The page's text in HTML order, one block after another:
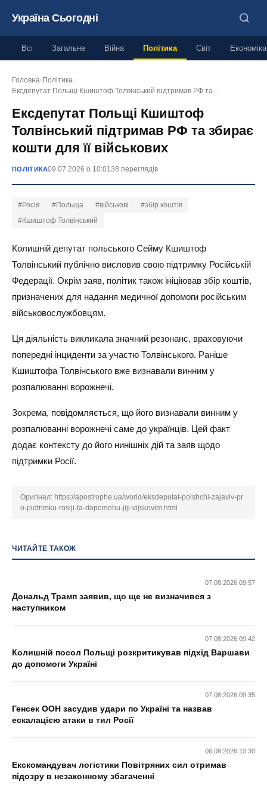
Україна Сьогодні
Всі Загальне Війна Політика Світ Економіка
Головна› Політика›
Ексдепутат Польщі Кшиштоф Толвінський підтримав РФ та…
Ексдепутат Польщі Кшиштоф
Толвінський підтримав РФ та збирає
кошти для її військових
ПОЛІТИКА09.07.2026 о 10:0138 переглядів
#Росія #Польща #військові
#збір коштів
#Кшиштоф Толвінський
Колишній депутат польського Сейму Кшиштоф
Толвінський публічно висловив свою підтримку Російській
Федерації. Окрім заяв, політик також ініціював збір коштів,
призначених для надання медичної допомоги російським
військовослужбовцям.
Ця діяльність викликала значний резонанс, враховуючи
попередні інциденти за участю Толвінського. Раніше
Кшиштофа Толвінського вже визнавали винним у
розпалюванні ворожнечі.
Зокрема, повідомляється, що його визнавали винним у
розпалюванні ворожнечі саме до українців. Цей факт
додає контексту до його нинішніх дій та заяв щодо
підтримки Росії.
Оригінал: https://apostrophe.ua/world/eksdeputat-polshchi-zajaviv-pr
o-pidtrimku-rosiji-ta-dopomohu-jiji-vijskovim.html
ЧИТАЙТЕ ТАКОЖ
07.08.2026 09:57
Дональд Трамп заявив, що ще не визначився з
наступником
07.08.2026 09:42
Колишній посол Польщі розкритикував підхід Варшави
до допомоги Україні
07.08.2026 09:35
Генсек ООН засудив удари по Україні та назвав
ескалацією атаки в тил Росії
06.08.2026 10:30
Екскомандувач логістики Повітряних сил отримав
підозру в незаконному збагаченні